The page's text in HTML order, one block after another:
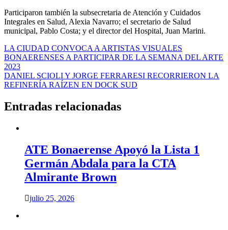
Participaron también la subsecretaria de Atención y Cuidados
Integrales en Salud, Alexia Navarro; el secretario de Salud
municipal, Pablo Costa; y el director del Hospital, Juan Marini.
Navegación
de
entradas
LA CIUDAD CONVOCA A ARTISTAS VISUALES
BONAERENSES A PARTICIPAR DE LA SEMANA DEL ARTE
2023
DANIEL SCIOLI Y JORGE FERRARESI RECORRIERON LA
REFINERÍA RAÍZEN EN DOCK SUD
Entradas relacionadas
ATE Bonaerense Apoyó la Lista 1
Germán Abdala para la CTA
Almirante Brown
julio 25, 2026